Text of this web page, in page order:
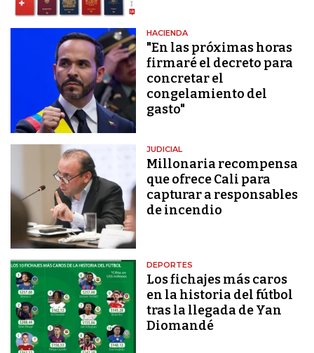
HACIENDA
"En las próximas horas
firmaré el decreto para
concretar el
congelamiento del
gasto"
JUDICIAL
Millonaria recompensa
que ofrece Cali para
capturar a responsables
de incendio
DEPORTES
Los fichajes más caros
en la historia del fútbol
tras la llegada de Yan
Diomandé